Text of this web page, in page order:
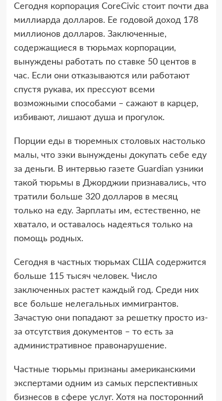
Сегодня корпорация CoreCivic стоит почти два
миллиарда долларов. Ее годовой доход 178
миллионов долларов. Заключенные,
содержащиеся в тюрьмах корпорации,
вынуждены работать по ставке 50 центов в
час. Если они отказываются или работают
спустя рукава, их прессуют всеми
возможными способами – сажают в карцер,
избивают, лишают душа и прогулок.
Порции еды в тюремных столовых настолько
малы, что зэки вынуждены докупать себе еду
за деньги. В интервью газете Guardian узники
такой тюрьмы в Джорджии признавались, что
тратили больше 320 долларов в месяц
только на еду. Зарплаты им, естественно, не
хватало, и оставалось надеяться только на
помощь родных.
Сегодня в частных тюрьмах США содержится
больше 115 тысяч человек. Число
заключенных растет каждый год. Среди них
все больше нелегальных иммигрантов.
Зачастую они попадают за решетку просто из-
за отсутствия документов – то есть за
административное правонарушение.
Частные тюрьмы признаны американскими
экспертами одним из самых перспективных
бизнесов в сфере услуг. Хотя на посторонний